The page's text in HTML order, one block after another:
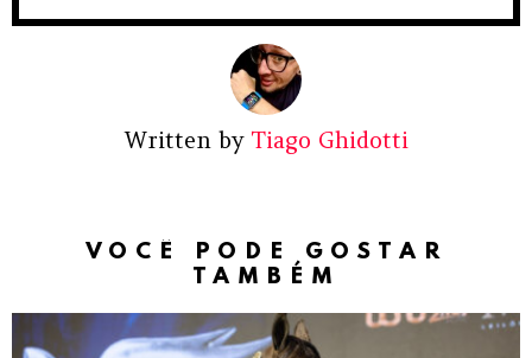
Written by Tiago Ghidotti
VOCÊ PODE GOSTAR
TAMBÉM